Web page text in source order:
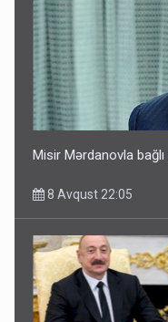
Misir Mərdanovla
8 Avqust 22:05